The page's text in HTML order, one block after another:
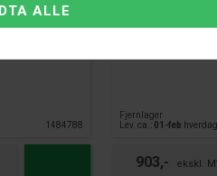
1484788
Fjernlager
Lev. ca.: 01-feb
903,-